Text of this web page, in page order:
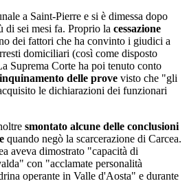
a Saint-Pierre e si è dimessa dopo
di sei mesi fa. Proprio la cessazione
dei fattori che ha convinto i giudici a
domiciliari (così come disposto
Suprema Corte ha poi tenuto conto
delle prove visto che "gli
le dichiarazioni dei funzionari
smontato alcune delle conclusioni
quando negò la scarcerazione di Carcea.
aveva dimostrato "capacità di
con "acclamate personalità
operante in Valle d'Aosta" e durante